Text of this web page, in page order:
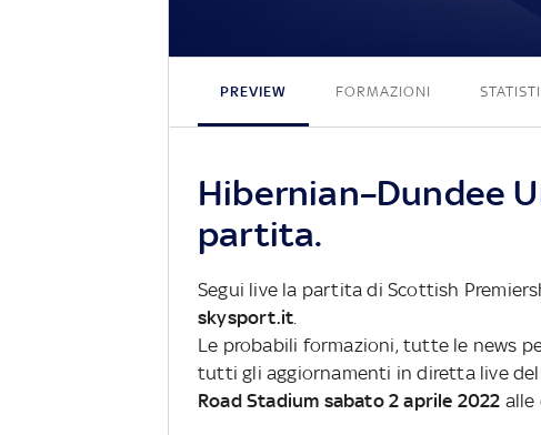
PREVIEW FORMAZIONI
Hibernian–Dundee
partita.
Segui live la partita di Scottish
skysport.it
Le probabili formazioni, tutte le news
tutti gli aggiornamenti in diretta live
Road Stadium sabato 2 aprile 2022 alle